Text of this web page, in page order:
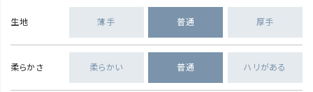
生地 薄手 普通 厚手
柔らかさ 柔らかい 普通 ハリがある